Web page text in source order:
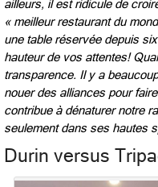
ailleurs, il est ridicule de
« meilleur restaurant du
une table réservée depuis
hauteur de vos attentes!
transparence. Il y a
nouer des alliances pour
contribue à dénaturer notre
seulement dans ses hautes
Durin versus